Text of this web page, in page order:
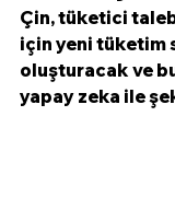
Çin, tüketici
için yeni tüketim
oluşturacak ve
yapay zeka ile